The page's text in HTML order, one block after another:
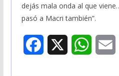
dejás mala onda al que
pasó a Macri también”.
W